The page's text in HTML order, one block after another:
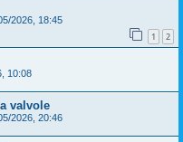
2026, 18:45
1 2
10:08
valvole
2026, 20:46